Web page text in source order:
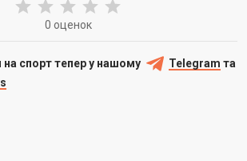
0 оценок
спорт тепер у нашому Telegram та